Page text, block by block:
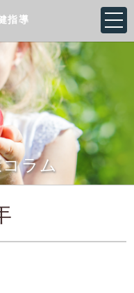
指導
ラム